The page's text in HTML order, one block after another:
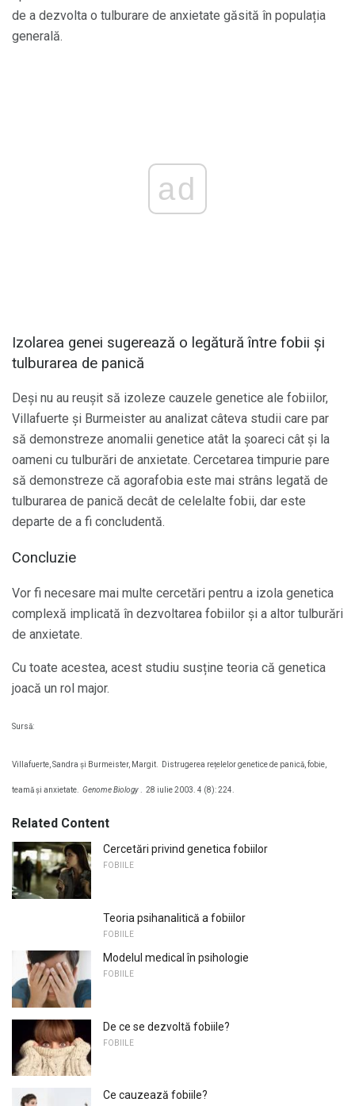
de a dezvolta o tulburare de anxietate găsită în populația
generală.
ad
Izolarea genei sugerează o legătură între fobii și
tulburarea de panică
Deși nu au reușit să izoleze cauzele genetice ale fobiilor,
Villafuerte și Burmeister au analizat câteva studii care par
să demonstreze anomalii genetice atât la șoareci cât și la
oameni cu tulburări de anxietate. Cercetarea timpurie pare
să demonstreze că agorafobia este mai strâns legată de
tulburarea de panică decât de celelalte fobii, dar este
departe de a fi concludentă.
Concluzie
Vor fi necesare mai multe cercetări pentru a izola genetica
complexă implicată în dezvoltarea fobiilor și a altor tulburări
de anxietate.
Cu toate acestea, acest studiu susține teoria că genetica
joacă un rol major.
Sursă:
Villafuerte, Sandra și Burmeister, Margit. Distrugerea rețelelor genetice de panică, fobie,
teamă și anxietate. Genome Biology. 28 iulie 2003. 4 (8): 224.
Related Content
Cercetări privind genetica fobiilor
FOBIILE
Teoria psihanalitică a fobiilor
FOBIILE
Modelul medical în psihologie
FOBIILE
De ce se dezvoltă fobiile?
FOBIILE
Ce cauzează fobiile?